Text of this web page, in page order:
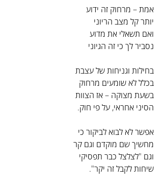
אמת – מרחוק זה ידוע
יותר קל מצב הריוני
ואם תשאלי את מדוע
נסביר לך כי זה הגיוני
בחילות וגניחות של עצבת
בכלל לא שומעים מרחוק
בשעת מצוקה – אז הצוות
הסיני אחראי, על פי חוק.
אפשר לא לבוא לביקור כי
מחשיך שם מוקדם וגם קר
וגם "לצלצל כבר תפסיקי
שיחות לקבל זה יקר".